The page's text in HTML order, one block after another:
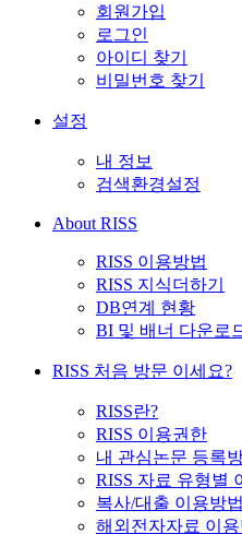
회원가입
로그인
아이디 찾기
비밀번호 찾기
설정
내 정보
검색환경설정
About RISS
RISS 이용방법
RISS 지식더하기
DB연계 현황
BI 및 배너 다운로
RISS 처음 방문 이세요?
RISS란?
RISS 이용권한
내 관심논문 등록
RISS 자료 유형별
복사/대출 이용방법
해외전자자료 이용